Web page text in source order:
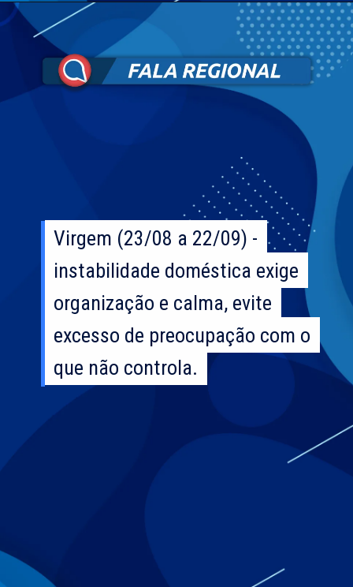
Virgem (23/08 a 22/09) -
instabilidade doméstica exige
organização e calma, evite
excesso de preocupação com o
que não controla.
Virgem (23/08 a 22/09) -
instabilidade doméstica exige
organização e calma, evite
excesso de preocupação com o
que não controla.